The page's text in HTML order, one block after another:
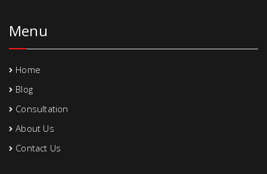
Menu
Home
Blog
Consultation
About Us
Contact Us